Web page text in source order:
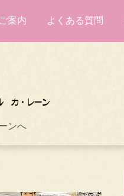
案内 よくある質問
ンへ